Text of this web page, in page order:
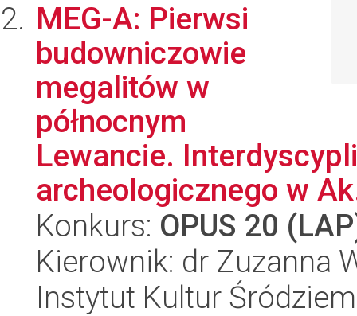
MEG-A: Pierwsi
budowniczowie
megalitów w
północnym
Lewancie.
archeologicznego w
Konkurs: OPUS 20
Kierownik: dr Zuzanna
Instytut Kultur